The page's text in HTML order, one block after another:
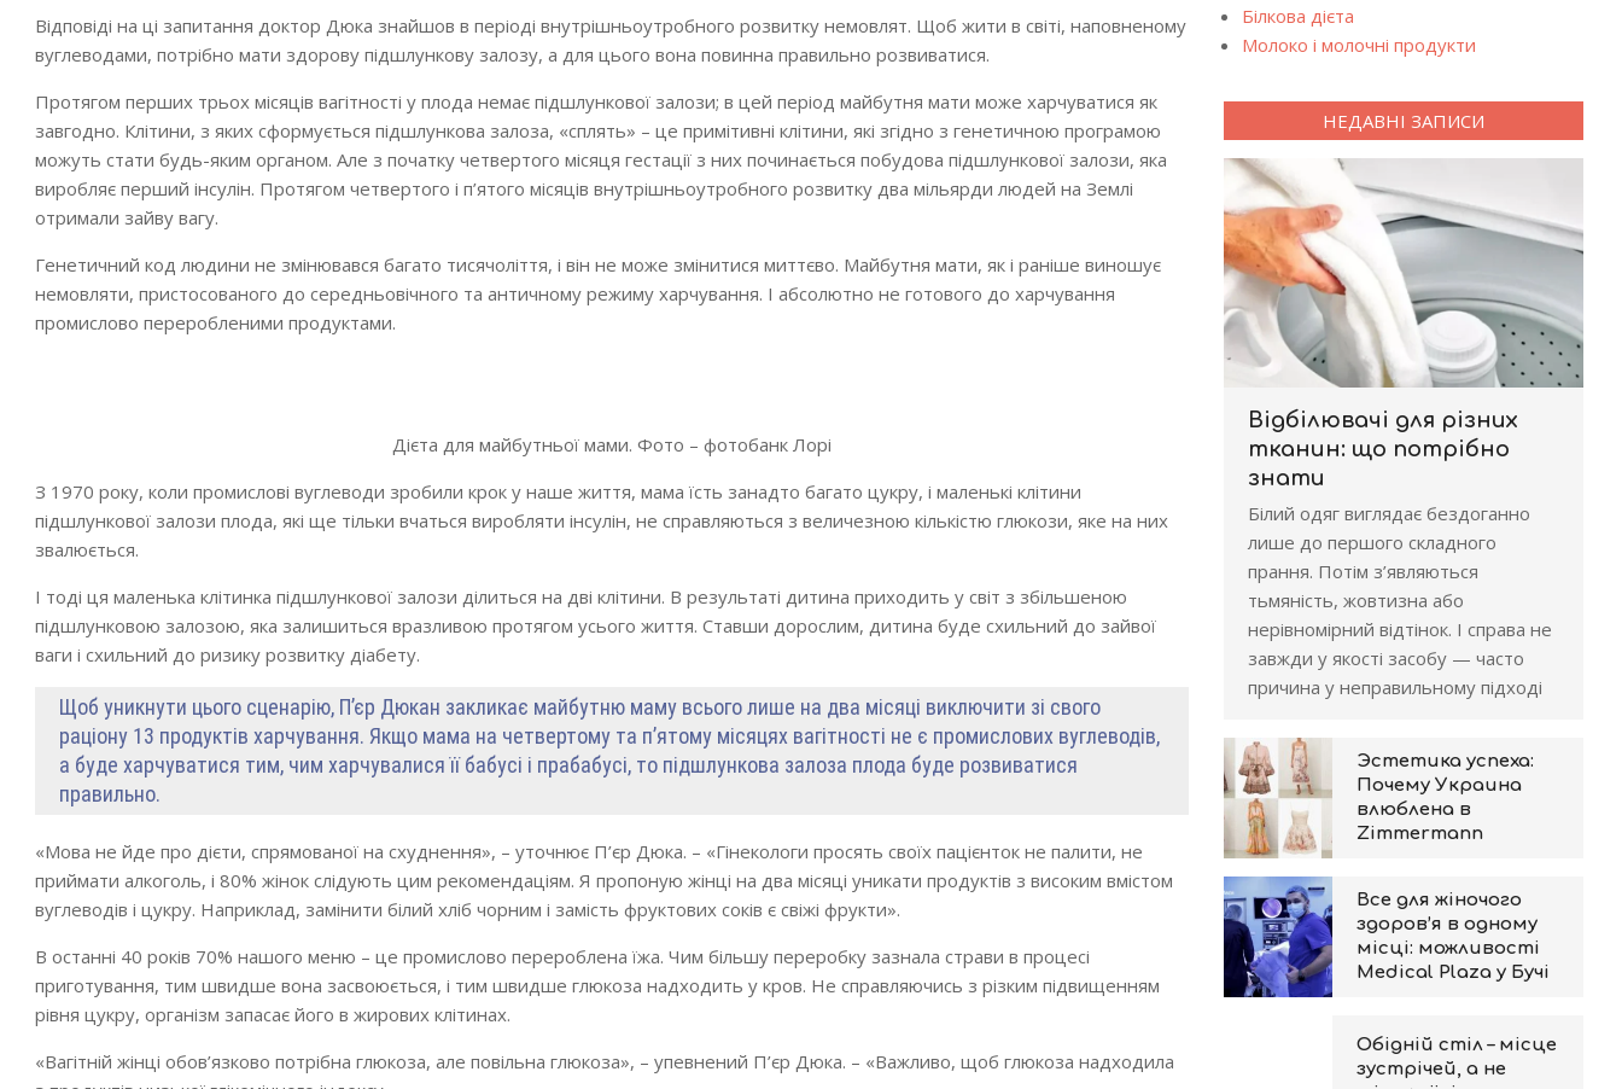
Відповіді на ці запитання доктор Дюка знайшов в періоді внутрішньоутробного розвитку немовлят. Щоб жити в світі, наповненому
вуглеводами, потрібно мати здорову підшлункову залозу, а для цього вона повинна правильно розвиватися.
Протягом перших трьох місяців вагітності у плода немає підшлункової залози; в цей період майбутня мати може харчуватися як
завгодно. Клітини, з яких сформується підшлункова залоза, «сплять» – це примітивні клітини, які згідно з генетичною програмою
можуть стати будь-яким органом. Але з початку четвертого місяця гестації з них починається побудова підшлункової залози, яка
виробляє перший інсулін. Протягом четвертого і п’ятого місяців внутрішньоутробного розвитку два мільярди людей на Землі
отримали зайву вагу.
Генетичний код людини не змінювався багато тисячоліття, і він не може змінитися миттєво. Майбутня мати, як і раніше виношує
немовляти, пристосованого до середньовічного та античному режиму харчування. І абсолютно не готового до харчування
промислово переробленими продуктами.
Дієта для майбутньої мами. Фото – фотобанк Лорі
З 1970 року, коли промислові вуглеводи зробили крок у наше життя, мама їсть занадто багато цукру, і маленькі клітини
підшлункової залози плода, які ще тільки вчаться виробляти інсулін, не справляються з величезною кількістю глюкози, яке на них
звалюється.
І тоді ця маленька клітинка підшлункової залози ділиться на дві клітини. В результаті дитина приходить у світ з збільшеною
підшлунковою залозою, яка залишиться вразливою протягом усього життя. Ставши дорослим, дитина буде схильний до зайвої
ваги і схильний до ризику розвитку діабету.
Щоб уникнути цього сценарію, П’єр Дюкан закликає майбутню маму всього лише на два місяці виключити зі свого
раціону 13 продуктів харчування. Якщо мама на четвертому та п’ятому місяцях вагітності не є промислових вуглеводів,
а буде харчуватися тим, чим харчувалися її бабусі і прабабусі, то підшлункова залоза плода буде розвиватися
правильно.
«Мова не йде про дієти, спрямованої на схуднення», – уточнює П’єр Дюка. – «Гінекологи просять своїх пацієнток не палити, не
приймати алкоголь, і 80% жінок слідують цим рекомендаціям. Я пропоную жінці на два місяці уникати продуктів з високим вмістом
вуглеводів і цукру. Наприклад, замінити білий хліб чорним і замість фруктових соків є свіжі фрукти».
В останні 40 років 70% нашого меню – це промислово перероблена їжа. Чим більшу переробку зазнала страви в процесі
приготування, тим швидше вона засвоюється, і тим швидше глюкоза надходить у кров. Не справляючись з різким підвищенням
рівня цукру, організм запасає його в жирових клітинах.
«Вагітній жінці обов’язково потрібна глюкоза, але повільна глюкоза», – упевнений П’єр Дюка. – «Важливо, щоб глюкоза надходила
Білкова дієта
Молоко і молочні продукти
НЕДАВНІ ЗАПИСИ
Відбілювачі для різних
тканин: що потрібно
знати
Білий одяг виглядає бездоганно
лише до першого складного
прання. Потім з’являються
тьмяність, жовтизна або
нерівномірний відтінок. І справа не
завжди у якості засобу — часто
причина у неправильному підході
Эстетика успеха:
Почему Украина
влюблена в
Zimmermann
Все для жіночого
здоров’я в одному
місці: можливості
Medical Plaza у Бучі
Обідній стіл – місце
зустрічей, а не